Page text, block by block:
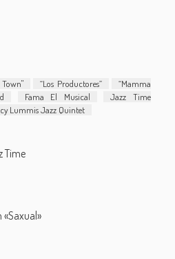
“Los Productores”
“Mamma
Fama El Musical
Jazz Time
Lummis Jazz Quintet
Time
«Saxual»